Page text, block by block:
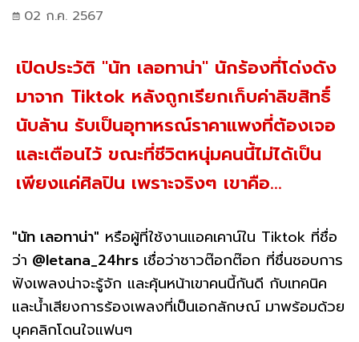
02 ก.ค. 2567
เปิดประวัติ "นัท เลอทาน่า" นักร้องที่โด่งดัง
มาจาก Tiktok หลังถูกเรียกเก็บค่าลิขสิทธิ์
นับล้าน รับเป็นอุทาหรณ์ราคาแพงที่ต้องเจอ
และเตือนไว้ ขณะที่ชีวิตหนุ่มคนนี้ไม่ได้เป็น
เพียงแค่ศิลปิน เพราะจริงๆ เขาคือ...
"นัท เลอทาน่า" หรือผู้ที่ใช้งานแอคเคาน์ใน Tiktok ที่ชื่อ
ว่า @letana_24hrs เชื่อว่าชาวต๊อกต๊อก ที่ชื่นชอบการ
ฟังเพลงน่าจะรู้จัก และคุ้นหน้าเขาคนนี้กันดี กับเทคนิค
และน้ำเสียงการร้องเพลงที่เป็นเอกลักษณ์ มาพร้อมด้วย
บุคคลิกโดนใจแฟนๆ